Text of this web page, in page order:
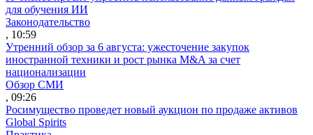
для обучения ИИ
Законодательство
, 10:59
Утренний обзор за 6 августа: ужесточение закупок
иностранной техники и рост рынка M&A за счет
национализации
Обзор СМИ
, 09:26
Росимущество проведет новый аукцион по продаже активов
Global Spirits